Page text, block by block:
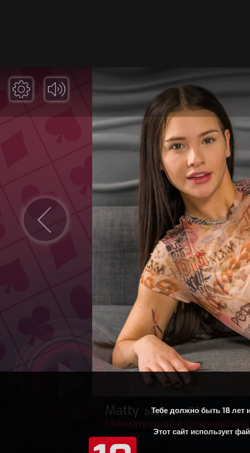
Тебе должно быть 18 лет
Этот сайт использует